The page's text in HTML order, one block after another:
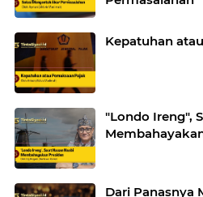
Kepatuhan
"Londo Ireng",
Dari Panasnya